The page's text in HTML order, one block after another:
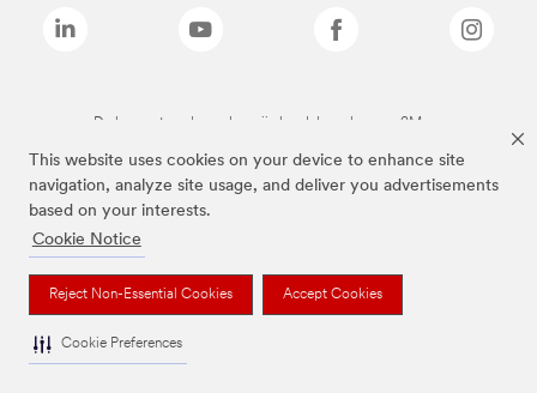
This website uses cookies on your device to enhance site
navigation, analyze site usage, and deliver you advertisements
based on your interests.
Cookie Notice
Reject Non-Essential Cookies Accept Cookies
Cookie Preferences
De bovenstaande merken zijn handelsmerken van 3M.we